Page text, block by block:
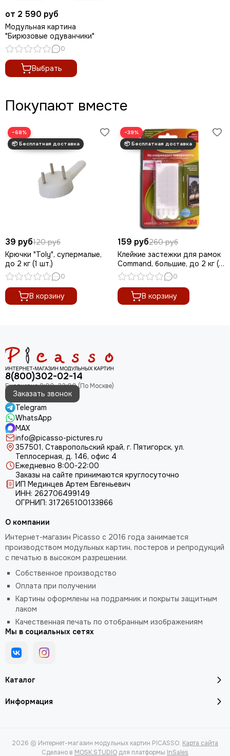
от 2 590 руб
Модульная картина
"Бирюзовые одуванчики"
0
Выбрать
Покупают вместе
−68%
39 руб120 руб
Крючки "Toly", супермалые,
до 2 кг (1 шт.)
0
В корзину
−39%
159 руб260 руб
Клейкие застежки для рамок
Command, большие, до 2 кг (1
шт.)
0
В корзину
8(800)302-02-14
Заказать звонок
Telegram
WhatsApp
MAX
info@picasso-pictures.ru
357501, Ставропольский край, г. Пятигорск, ул.
Теплосерная, д. 146, офис 4
Ежедневно 8:00-22:00
Заказы на сайте принимаются круглосуточно
ИП Мединцев Артем Евгеньевич
ИНН: 262706499149
ОГРНИП: 317265100133866
Каталог
Информация
О компании
Интернет-магазин Picasso с 2016 года занимается
производством модульных картин, постеров и репродукций
с печатью в высоком разрешении.
Собственное производство
Оплата при получении
Картины оформлены на подрамник и покрыты защитным
лаком
Качественная печать по отобранным изображениям
Мы в социальных сетях
2026 © Интернет-магазин модульных картин PICASSO. Карта сайта
Сделано в MOSK.STUDIO для платформы InSales